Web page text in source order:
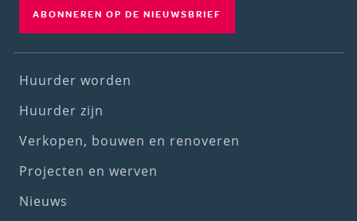
ABONNEREN OP DE NIEUWSBRIEF
Footer
(1st
menu)
Huurder worden
Huurder zijn
Verkopen, bouwen en renoveren
Projecten en werven
Nieuws